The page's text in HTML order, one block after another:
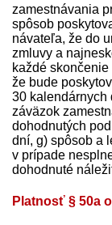
zamestnávania
spôsob
návateľa, že do
zmluvy a
každé
že bude
30 kalendárnych
záväzok
dohodnutých
dní, g) spôsob a
v prípade
dohodnuté
Platnosť § 50a